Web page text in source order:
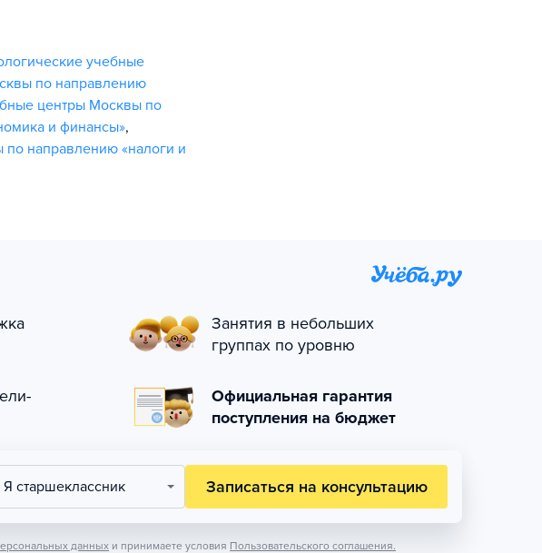
учебные
по направлению
центры Москвы по
и финансы»,
направлению «налоги и
Занятия в небольших
группах по уровню
Официальная гарантия
поступления на бюджет
Я старшеклассник Записаться на консультацию
данных и принимаете условия Пользовательского соглашения.